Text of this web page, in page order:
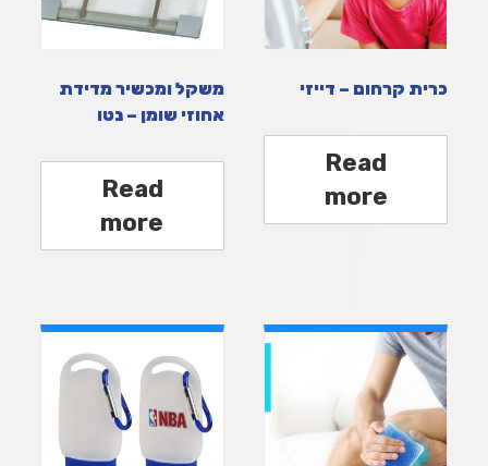
כרית קרחום – דייזי
Read
more
משקל ומכשיר מדידת
אחוזי שומן – נטו
Read
more